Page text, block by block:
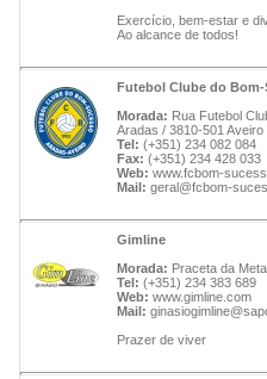
Exercício, bem-estar e
Ao alcance de todos!
Futebol Clube do Bom-
Morada: Rua Futebol
Aradas / 3810-501 Aveiro
Tel: (+351) 234 082 084
Fax: (+351) 234 428 033
Web: www.fcbom-
Mail: geral@fcbom-
Gimline
Morada: Praceta da
Tel: (+351) 234 383 689
Web: www.gimline.com
Mail:
Prazer de viver